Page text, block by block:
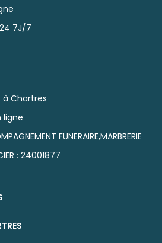
7J/7
à Chartres
ligne
FUNERAIRE,MARBRERIE
: 24001877